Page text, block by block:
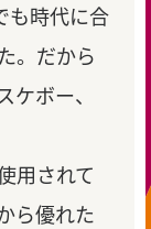
も時代に合
。だから
ボー、
用されて
ら優れた